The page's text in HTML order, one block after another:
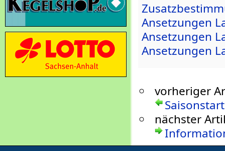
Ansetzungen
Ansetzungen
Ansetzungen
vorheriger
Saisonstart
nächster